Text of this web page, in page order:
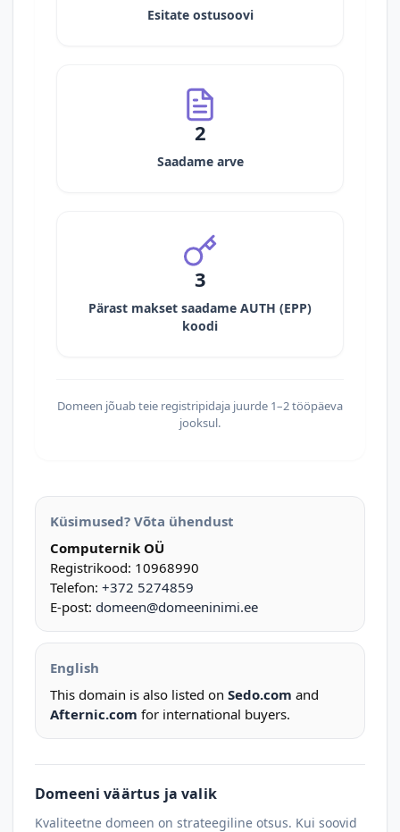
Esitate ostusoovi
2
Saadame arve
3
Pärast makset saadame AUTH (EPP)
koodi
Domeen jõuab teie registripidaja juurde 1–2 tööpäeva
jooksul.
Küsimused? Võta ühendust
Computernik OÜ
Registrikood: 10968990
Telefon: +372 5274859
E-post: domeen@domeeninimi.ee
English
This domain is also listed on Sedo.com and
Afternic.com for international buyers.
Domeeni väärtus ja valik
Kvaliteetne domeen on strateegiline otsus. Kui soovid